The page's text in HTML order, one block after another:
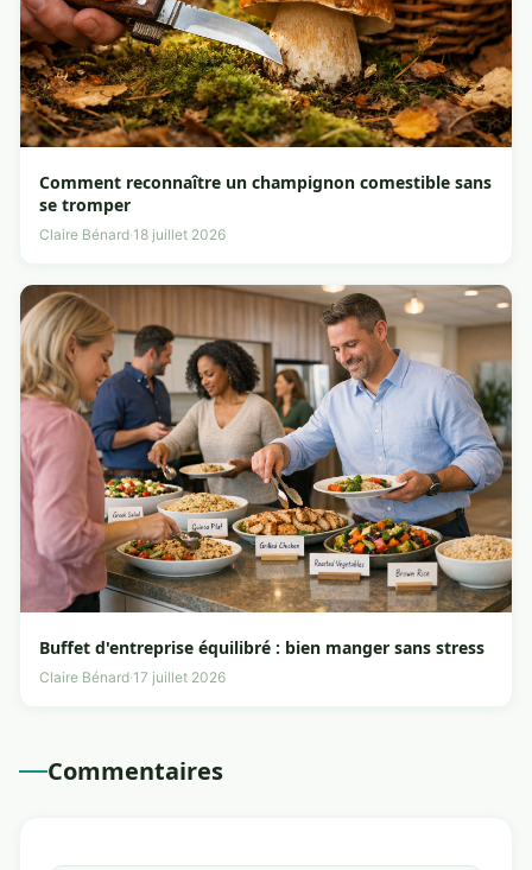
Comment reconnaître un champignon comestible sans
se tromper
Claire Bénard·18 juillet 2026
Buffet d'entreprise équilibré : bien manger sans stress
Claire Bénard·17 juillet 2026
Commentaires